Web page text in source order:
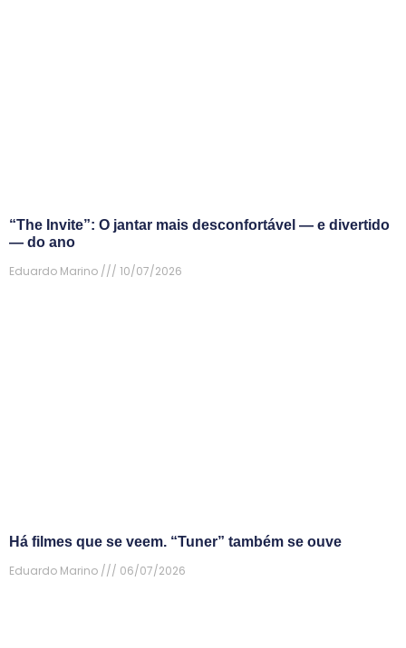
“The Invite”: O jantar mais desconfortável — e divertido
— do ano
Eduardo Marino
10/07/2026
Há filmes que se veem. “Tuner” também se ouve
Eduardo Marino
06/07/2026